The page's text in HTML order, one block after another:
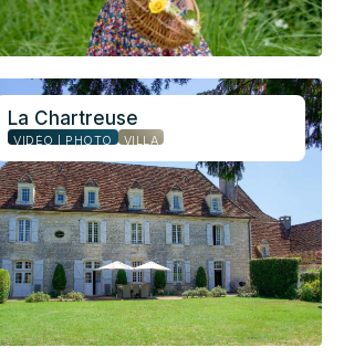
La Chartreuse
VIDÉO | PHOTO VILLA